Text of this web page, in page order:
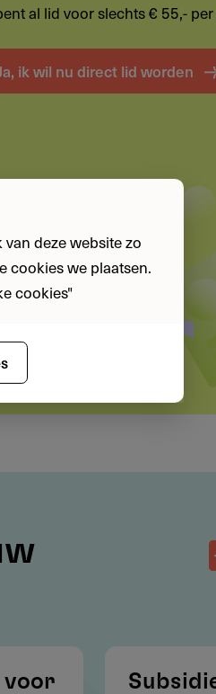
en
Deel deze
al lid voor slechts € 55,-
ik wil nu direct lid worden
voor
deze website zo
cookies we plaatsen.
cookies"